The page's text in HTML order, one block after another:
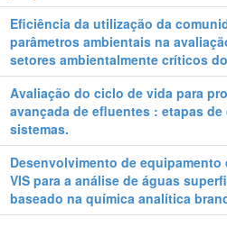
Eficiência da utilização da
parâmetros ambientais na
setores ambientalmente críticos
Avaliação do ciclo de vida para
avançada de efluentes : etapas
sistemas.
Desenvolvimento de
VIS para a análise de águas
baseado na química analítica